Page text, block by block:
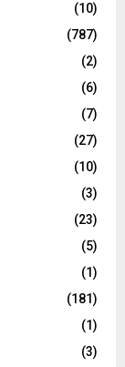
(10)
(787)
(2)
(6)
(7)
(27)
(10)
(3)
(23)
(5)
(1)
(181)
(1)
(3)